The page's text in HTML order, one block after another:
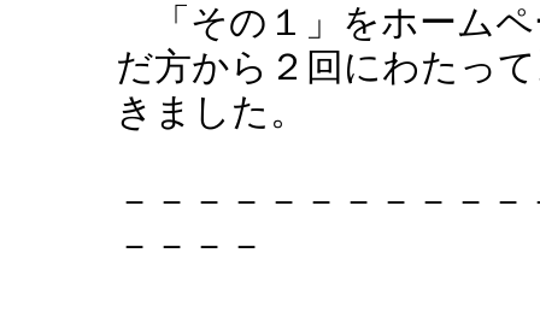
「その１」をホーム
だ方から２回にわたっ
きました。
－－－－－－－－－－
－－－－